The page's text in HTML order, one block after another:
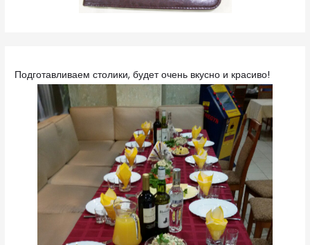
Подготавливаем столики, будет очень вкусно и красиво!